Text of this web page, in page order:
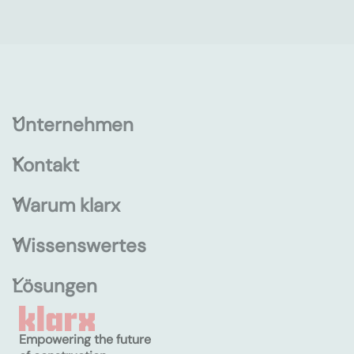
Unternehmen
Kontakt
Warum klarx
Wissenswertes
Lösungen
Empowering the future